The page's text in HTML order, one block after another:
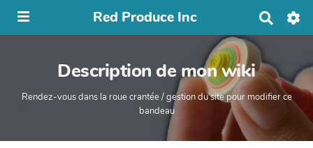
Red Produce Inc
e
r
c
r
Description de mon wiki
Rendez-vous dans la roue crantée / gestion du site pour modifier ce
bandeau